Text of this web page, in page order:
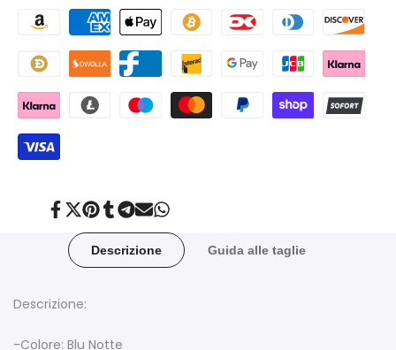
Condividi
Facebook
Twitta
Twitter
Aggiungi
Pinterest
Condividi
Tumblr
Condividi
Telegram
Invia
posta
Condividi
Whatsapp
Descrizione Guida alle taglie
Descrizione:
-Colore: Blu Notte